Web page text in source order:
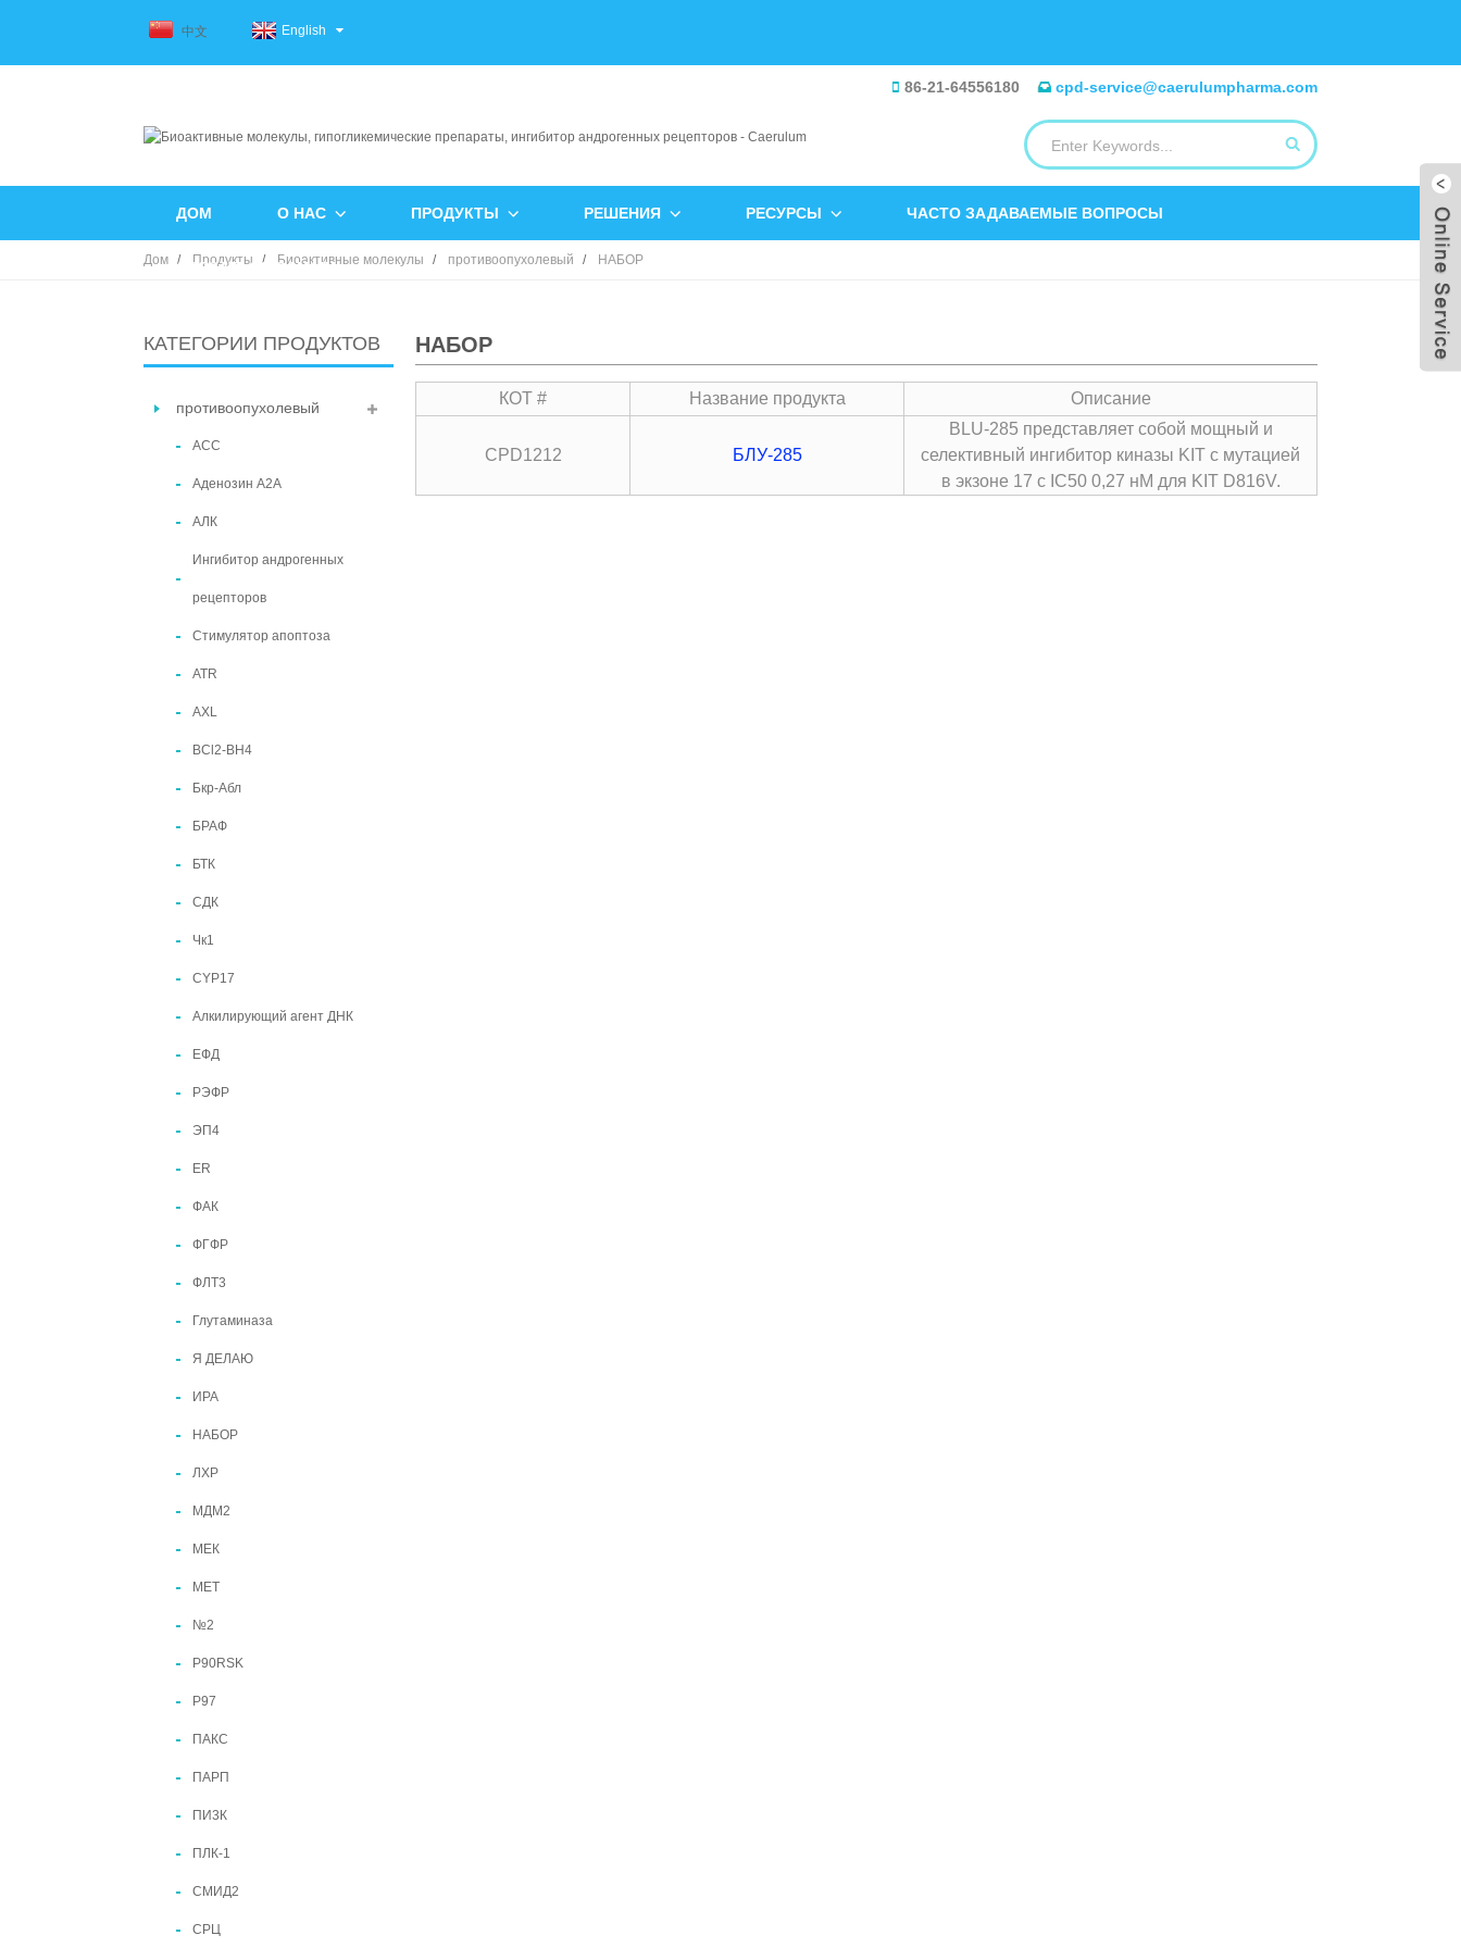
中文 English
86-21-64556180 cpd-service@caerulumpharma.com
ДОМ О НАС ПРОДУКТЫ РЕШЕНИЯ РЕСУРСЫ ЧАСТО ЗАДАВАЕМЫЕ ВОПРОСЫ
СВЯЗАТЬСЯ С НАМИ
Дом Продукты Биоактивные молекулы противоопухолевый НАБОР
КАТЕГОРИИ ПРОДУКТОВ
противоопухолевый
АСС
Аденозин А2А
АЛК
Ингибитор андрогенных
рецепторов
Стимулятор апоптоза
ATR
АХL
BCl2-BH4
Бкр-Абл
БРАФ
БТК
СДК
Чк1
CYP17
Алкилирующий агент ДНК
ЕФД
РЭФР
ЭП4
ER
ФАК
ФГФР
ФЛТ3
Глутаминаза
Я ДЕЛАЮ
ИРА
НАБОР
ЛХР
МДМ2
МЕК
МЕТ
№2
P90RSK
Р97
ПАКС
ПАРП
ПИ3К
ПЛК-1
СМИД2
СРЦ
НАБОР
КОТ # Название продукта Описание
CPD1212 БЛУ-285
BLU-285 представляет собой мощный и
селективный ингибитор киназы KIT с мутацией
в экзоне 17 с IC50 0,27 нМ для KIT D816V.